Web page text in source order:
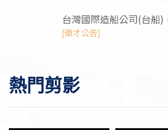
台灣國際造船公司(台船)
動，需求工程師/管理師/
[徵才公告]
熱門剪影